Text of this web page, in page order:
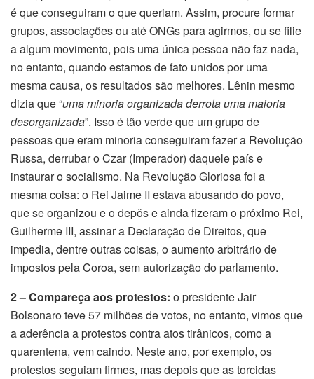
é que conseguiram o que queriam. Assim, procure formar
grupos, associações ou até ONGs para agirmos, ou se filie
a algum movimento, pois uma única pessoa não faz nada,
no entanto, quando estamos de fato unidos por uma
mesma causa, os resultados são melhores. Lênin mesmo
dizia que “uma minoria organizada derrota uma maioria
desorganizada”. Isso é tão verde que um grupo de
pessoas que eram minoria conseguiram fazer a Revolução
Russa, derrubar o Czar (Imperador) daquele país e
instaurar o socialismo. Na Revolução Gloriosa foi a
mesma coisa: o Rei Jaime II estava abusando do povo,
que se organizou e o depôs e ainda fizeram o próximo Rei,
Guilherme III, assinar a Declaração de Direitos, que
impedia, dentre outras coisas, o aumento arbitrário de
impostos pela Coroa, sem autorização do parlamento.
2 – Compareça aos protestos: o presidente Jair
Bolsonaro teve 57 milhões de votos, no entanto, vimos que
a aderência a protestos contra atos tirânicos, como a
quarentena, vem caindo. Neste ano, por exemplo, os
protestos seguiam firmes, mas depois que as torcidas